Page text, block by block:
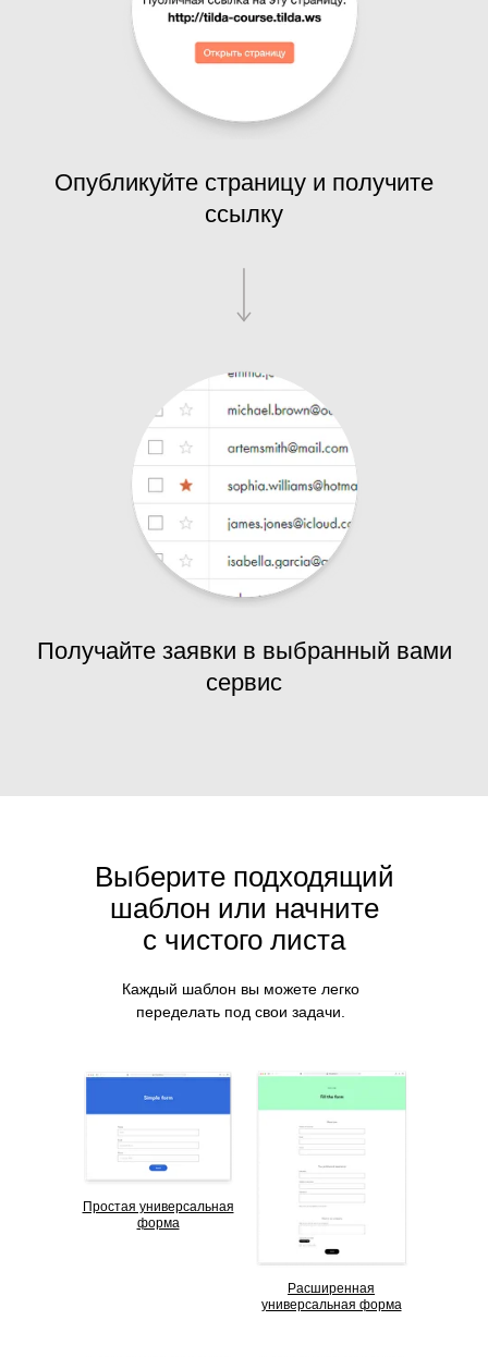
Опубликуйте страницу и получите
ссылку
Получайте заявки в выбранный вами
сервис
Выберите подходящий
шаблон или начните
с чистого листа
Каждый шаблон вы можете легко
переделать под свои задачи.
Простая универсальная
форма
Расширенная
универсальная форма